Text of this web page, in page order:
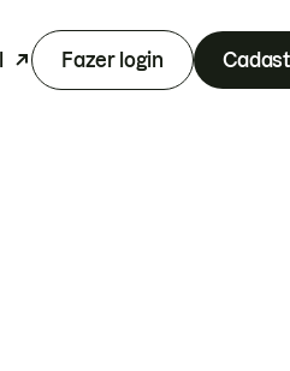
Fazer login